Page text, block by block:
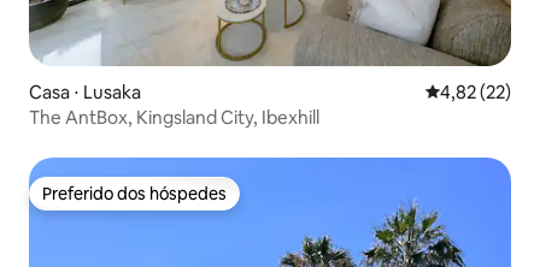
Casa ⋅ Lusaka 4,82 de uma
4,82 (22)
The AntBox, Kingsland City, Ibexhill
Preferido dos hóspedes
Preferido dos hóspedes